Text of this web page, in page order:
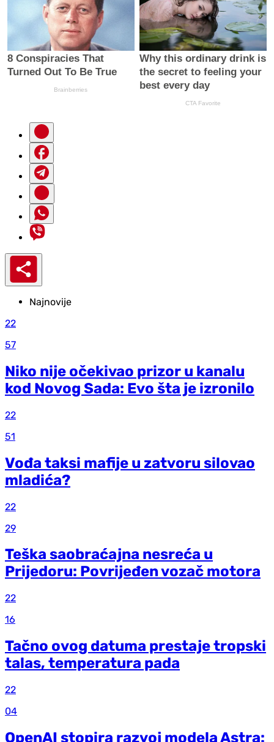
Najnovije
22
57
Niko nije očekivao prizor u kanalu
kod Novog Sada: Evo šta je izronilo
22
51
Vođa taksi mafije u zatvoru silovao
mladića?
22
29
Teška saobraćajna nesreća u
Prijedoru: Povrijeđen vozač motora
22
16
Tačno ovog datuma prestaje tropski
talas, temperatura pada
22
04
OpenAI stopira razvoj modela Astra: